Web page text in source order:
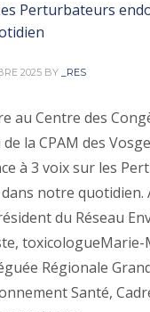
Perturbateurs
2025 BY _RES
au Centre des
la CPAM des
à 3 voix sur les
notre quotidien.
du Réseau
toxicologueMarie-
Régionale
Santé,